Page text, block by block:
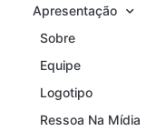
Apresentação
Sobre
Equipe
Logotipo
Ressoa Na Mídia